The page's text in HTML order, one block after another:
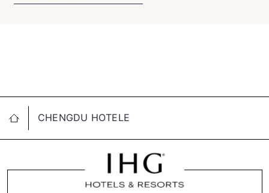
CHENGDU HOTELE